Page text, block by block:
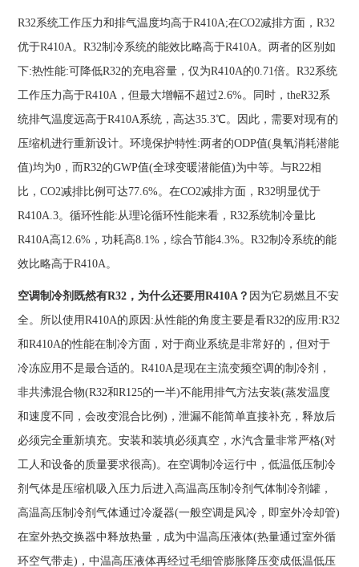
R32系统工作压力和排气温度均高于R410A;在CO2减排方面，R32
优于R410A。R32制冷系统的能效比略高于R410A。两者的区别如
下:热性能:可降低R32的充电容量，仅为R410A的0.71倍。R32系统
工作压力高于R410A，但最大增幅不超过2.6%。同时，theR32系
统排气温度远高于R410A系统，高达35.3℃。因此，需要对现有的
压缩机进行重新设计。环境保护特性:两者的ODP值(臭氧消耗潜能
值)均为0，而R32的GWP值(全球变暖潜能值)为中等。与R22相
比，CO2减排比例可达77.6%。在CO2减排方面，R32明显优于
R410A.3。循环性能:从理论循环性能来看，R32系统制冷量比
R410A高12.6%，功耗高8.1%，综合节能4.3%。R32制冷系统的能
效比略高于R410A。
空调制冷剂既然有R32，为什么还要用R410A？ 因为它易燃且不安
全。所以使用R410A的原因:从性能的角度主要是看R32的应用:R32
和R410A的性能在制冷方面，对于商业系统是非常好的，但对于
冷冻应用不是最合适的。R410A是现在主流变频空调的制冷剂，
非共沸混合物(R32和R125的一半)不能用排气方法安装(蒸发温度
和速度不同，会改变混合比例)，泄漏不能简单直接补充，释放后
必须完全重新填充。安装和装填必须真空，水汽含量非常严格(对
工人和设备的质量要求很高)。在空调制冷运行中，低温低压制冷
剂气体是压缩机吸入压力后进入高温高压制冷剂气体制冷剂罐，
高温高压制冷剂气体通过冷凝器(一般空调是风冷，即室外冷却管)
在室外热交换器中释放热量，成为中温高压液体(热量通过室外循
环空气带走)，中温高压液体再经过毛细管膨胀降压变成低温低压